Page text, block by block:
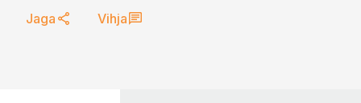
Jaga Vihja